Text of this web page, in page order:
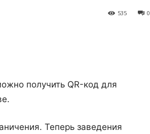
0
535
получить QR-код для
Теперь заведения